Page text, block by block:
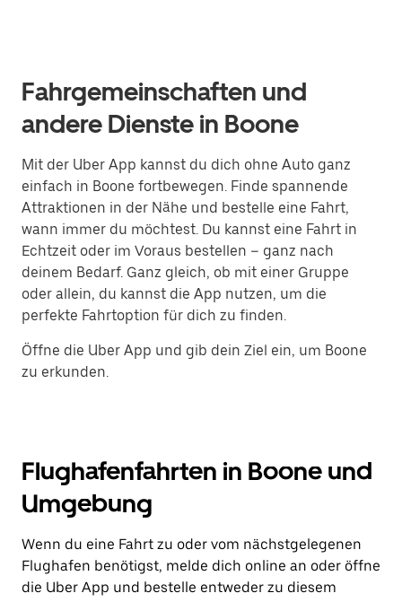
Fahrgemeinschaften und
andere Dienste in Boone
Mit der Uber App kannst du dich ohne Auto ganz
einfach in Boone fortbewegen. Finde spannende
Attraktionen in der Nähe und bestelle eine Fahrt,
wann immer du möchtest. Du kannst eine Fahrt in
Echtzeit oder im Voraus bestellen – ganz nach
deinem Bedarf. Ganz gleich, ob mit einer Gruppe
oder allein, du kannst die App nutzen, um die
perfekte Fahrtoption für dich zu finden.
Öffne die Uber App und gib dein Ziel ein, um Boone
zu erkunden.
Flughafenfahrten in Boone und
Umgebung
Wenn du eine Fahrt zu oder vom nächstgelegenen
Flughafen benötigst, melde dich online an oder öffne
die Uber App und bestelle entweder zu diesem